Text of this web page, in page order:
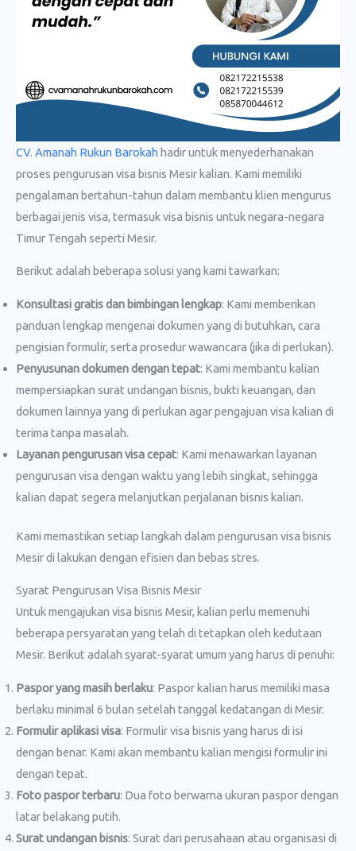
CV. Amanah Rukun Barokah hadir untuk menyederhanakan
proses pengurusan visa bisnis Mesir kalian. Kami memiliki
pengalaman bertahun-tahun dalam membantu klien mengurus
berbagai jenis visa, termasuk visa bisnis untuk negara-negara
Timur Tengah seperti Mesir.
Berikut adalah beberapa solusi yang kami tawarkan:
Konsultasi gratis dan bimbingan lengkap: Kami memberikan
panduan lengkap mengenai dokumen yang di butuhkan, cara
pengisian formulir, serta prosedur wawancara (jika di perlukan).
Penyusunan dokumen dengan tepat: Kami membantu kalian
mempersiapkan surat undangan bisnis, bukti keuangan, dan
dokumen lainnya yang di perlukan agar pengajuan visa kalian di
terima tanpa masalah.
Layanan pengurusan visa cepat: Kami menawarkan layanan
pengurusan visa dengan waktu yang lebih singkat, sehingga
kalian dapat segera melanjutkan perjalanan bisnis kalian.
Kami memastikan setiap langkah dalam pengurusan visa bisnis
Mesir di lakukan dengan efisien dan bebas stres.
Syarat Pengurusan Visa Bisnis Mesir
Untuk mengajukan visa bisnis Mesir, kalian perlu memenuhi
beberapa persyaratan yang telah di tetapkan oleh kedutaan
Mesir. Berikut adalah syarat-syarat umum yang harus di penuhi:
Paspor yang masih berlaku: Paspor kalian harus memiliki masa
berlaku minimal 6 bulan setelah tanggal kedatangan di Mesir.
Formulir aplikasi visa: Formulir visa bisnis yang harus di isi
dengan benar. Kami akan membantu kalian mengisi formulir ini
dengan tepat.
Foto paspor terbaru: Dua foto berwarna ukuran paspor dengan
latar belakang putih.
Surat undangan bisnis: Surat dari perusahaan atau organisasi di